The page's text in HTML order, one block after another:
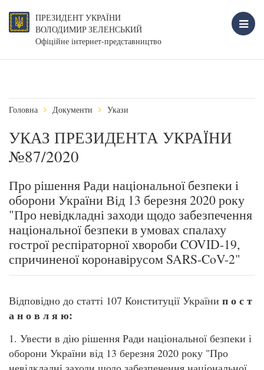
ПРЕЗИДЕНТ УКРАЇНИ
ВОЛОДИМИР ЗЕЛЕНСЬКИЙ
Офіційне інтернет-представництво
Головна Документи Укази
УКАЗ ПРЕЗИДЕНТА УКРАЇНИ
№87/2020
Про рішення Ради національної безпеки і
оборони України Від 13 березня 2020 року
"Про невідкладні заходи щодо забезпечення
національної безпеки в умовах спалаху
гострої респіраторної хвороби COVID-19,
спричиненої коронавірусом SARS-CoV-2"
Відповідно до статті 107 Конституції України п о с т
а н о в л я ю:
1. Увести в дію рішення Ради національної безпеки і
оборони України від 13 березня 2020 року "Про